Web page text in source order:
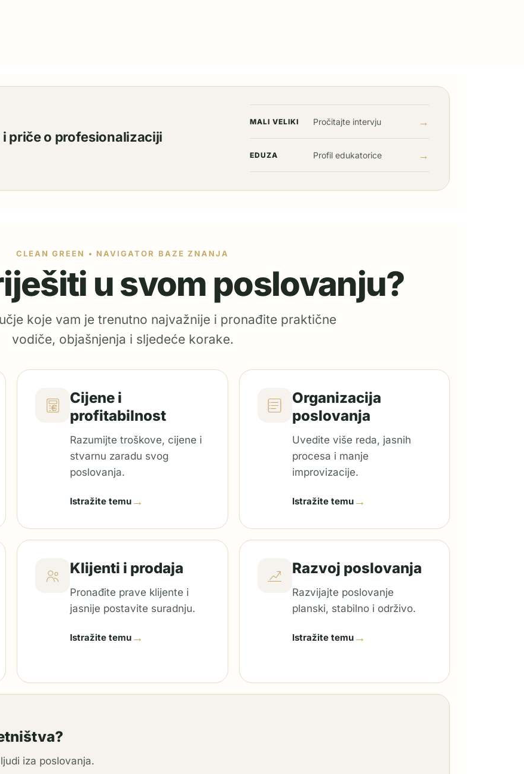
priče o profesionalizaciji
MALI VELIKI Pročitajte intervju →
EDUZA Profil edukatorice →
CLEAN GREEN • NAVIGATOR BAZE ZNANJA
u svom poslovanju?
koje vam je trenutno najvažnije i pronađite praktične
vodiče, objašnjenja i sljedeće korake.
Cijene i
profitabilnost
Razumijte troškove, cijene i
stvarnu zaradu svog
poslovanja.
Istražite temu →
Organizacija
poslovanja
Uvedite više reda, jasnih
procesa i manje
improvizacije.
Istražite temu→
Klijenti i prodaja
Pronađite prave klijente i
jasnije postavite suradnju.
Istražite temu →
Razvoj poslovanja
Razvijajte poslovanje
planski, stabilno i održivo.
Istražite temu→
iza poslovanja.